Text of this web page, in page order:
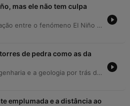
mas ele não tem culpa
Este episódio explora a relação entre o fenómeno El Niño e as variações climáticas extremas, detalhando o mecanismo oceanográfico da corrente de Humboldt e a influência da Oscilação do Sul no clima global. Abordamos como a interação entre o oceano e a atmosfera cria um sistema de feedback que impacta regiões de todo o mundo. A discussão estende-se aos impactos históricos e geográficos do El Niño, abordando a importância de cientistas como Walker e Bjerknes na compreensão destas variações. Por fim, analisamos as previsões para os próximos anos, o papel da inteligência artificial na análise de dados meteorológicos e a necessidade urgente de adaptação urbana face ao aquecimento global.
de pedra como as da
Este episódio explora a engenharia e a geologia por trás de grandes construções históricas, como a Sagrada Família, as catedrais góticas e o Panteão de Roma. A discussão aborda como a utilização de materiais como o calcário e o granito, e o uso de elementos como arcos ogivais e contrafortes, permitem gerir a resistência à compressão e evitar o colapso por curvatura. A análise estende-se à origem biogénica do calcário de Anes e Lisboa, relacionando a sua formação marinha e o sequestro de carbono com a preservação do património. Através de exemplos como o Mosteiro da Batalha, reflete-se sobre a importância da ciência, da persistência e da ambição na realização de obras monumentais ao longo dos séculos.
emplumada e a distância ao